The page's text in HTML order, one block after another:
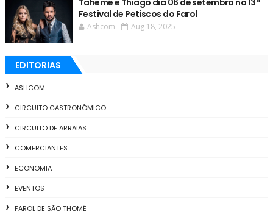
Taheme e Thiago dia 06 de setembro no 13º
Festival de Petiscos do Farol
Ashcom Aug 18, 2025
EDITORIAS
ASHCOM
CIRCUITO GASTRONÔMICO
CIRCUITO DE ARRAIAS
COMERCIANTES
ECONOMIA
EVENTOS
FAROL DE SÃO THOMÉ